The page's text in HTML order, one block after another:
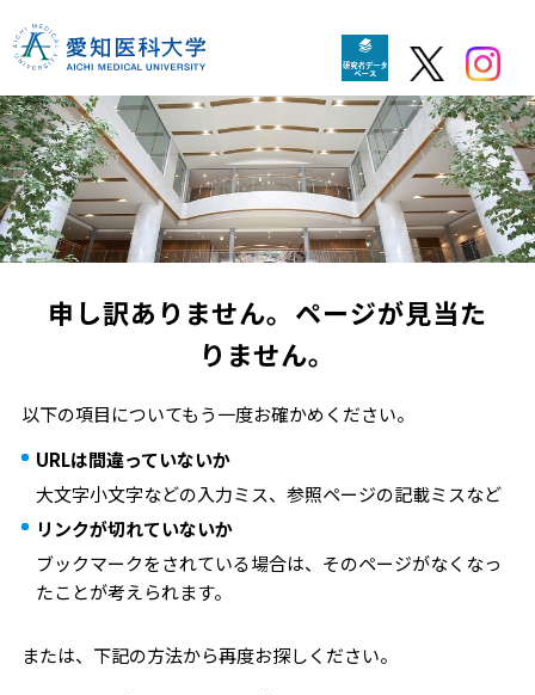
申し訳ありません。ページが見当た
りません。
以下の項目についてもう一度お確かめください。
URLは間違っていないか
大文字小文字などの入力ミス、参照ページの記載ミスなど
リンクが切れていないか
ブックマークをされている場合は、そのページがなくなっ
たことが考えられます。
または、下記の方法から再度お探しください。